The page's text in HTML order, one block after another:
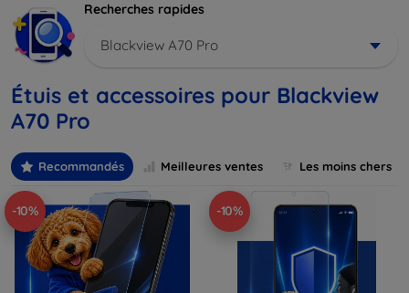
Recherches rapides
Blackview A70 Pro
Étuis et accessoires pour Blackview
A70 Pro
Recommandés Meilleures ventes Les moins chers
-10% -10%